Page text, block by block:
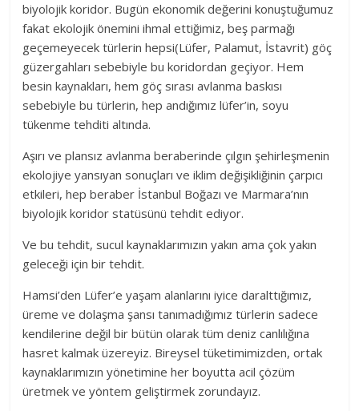
biyolojik koridor. Bugün ekonomik değerini konuştuğumuz
fakat ekolojik önemini ihmal ettiğimiz, beş parmağı
geçemeyecek türlerin hepsi(Lüfer, Palamut, İstavrit) göç
güzergahları sebebiyle bu koridordan geçiyor. Hem
besin kaynakları, hem göç sırası avlanma baskısı
sebebiyle bu türlerin, hep andığımız lüfer’in, soyu
tükenme tehditi altında.
Aşırı ve plansız avlanma beraberinde çılgın şehirleşmenin
ekolojiye yansıyan sonuçları ve iklim değişikliğinin çarpıcı
etkileri, hep beraber İstanbul Boğazı ve Marmara’nın
biyolojik koridor statüsünü tehdit ediyor.
Ve bu tehdit, sucul kaynaklarımızın yakın ama çok yakın
geleceği için bir tehdit.
Hamsi’den Lüfer’e yaşam alanlarını iyice daralttığımız,
üreme ve dolaşma şansı tanımadığımız türlerin sadece
kendilerine değil bir bütün olarak tüm deniz canlılığına
hasret kalmak üzereyiz. Bireysel tüketimimizden, ortak
kaynaklarımızın yönetimine her boyutta acil çözüm
üretmek ve yöntem geliştirmek zorundayız.